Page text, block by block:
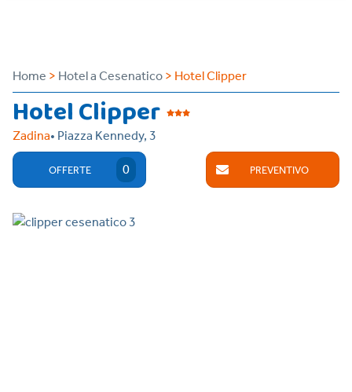
Home > Hotel a Cesenatico > Hotel Clipper
Hotel Clipper
Zadina• Piazza Kennedy, 3
OFFERTE 0 PREVENTIVO